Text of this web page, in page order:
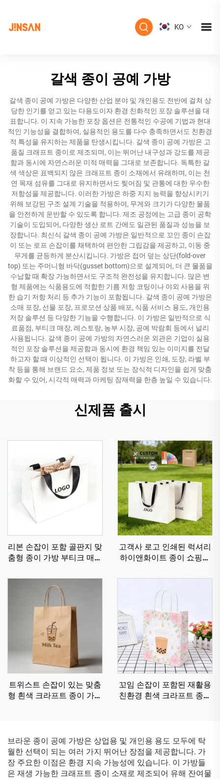
KO
갈색 종이 공예 가방
갈색 종이 공예 가방은 다양한 산업 분야 및 개인용도 전반에 걸쳐 상
당한 인기를 얻고 있는 다용도이자 환경 친화적인 포장 솔루션을 대
표합니다. 이 지속 가능한 포장 옵션은 전통적인 수공예 기법과 현대
적인 기능성을 결합하여, 실용적인 용도를 다수 충족하면서도 친환경
적 특성을 유지하는 제품을 탄생시킵니다. 갈색 종이 공예 가방은 고
품질 크래프트 종이로 제조되며, 이는 뛰어난 내구성과 강도를 제공
함과 동시에 자연스러운 미적 매력을 그대로 보존합니다. 독특한 갈
색 색상은 표백되지 않은 크래프트 종이 소재에서 유래하며, 이는 천
연 목재 섬유를 그대로 유지하면서도 찢어짐 및 관통에 대한 우수한
저항성을 제공합니다. 이러한 가방은 하중 지지 능력을 향상시키기
위해 보강된 구조 설계 기술을 적용하여, 무게와 크기가 다양한 물품
을 안전하게 운반할 수 있도록 합니다. 제조 공정에는 고급 종이 공학
기술이 도입되어, 다양한 생산 로트 간에도 일관된 품질과 성능을 보
장합니다. 최신식 갈색 종이 공예 가방은 일반적으로 꼬인 종이 손잡
이 또는 로프 손잡이를 채택하여 편안한 그립감을 제공하고, 이동 중
무게를 균등하게 분산시킵니다. 가방은 접어 덮는 상단(fold-over
top) 또는 주머니형 바닥(gusset bottom)으로 설계되어, 더 큰 물품을
수납할 때 확장 가능하면서도 구조적 완전성을 유지합니다. 많은 변
형 제품에는 식품용도에 적합한 기름 저항 코팅이나 야외 사용을 위
한 습기 저항 처리 등 추가 기능이 포함됩니다. 갈색 종이 공예 가방은
소매 포장, 선물 포장, 프로모션 상품 배포, 식품 서비스 용도, 개인용
저장 솔루션 등 다양한 기능을 수행합니다. 이 가방은 일반적으로 식
료품점, 부티크 매장, 레스토랑, 농부 시장, 공예 박람회 등에서 널리
사용됩니다. 갈색 종이 공예 가방의 자연스러운 외관은 기업이 실용
적인 포장 솔루션을 제공함과 동시에 환경 책임 있는 이미지를 전달
하고자 할 때 이상적인 선택이 됩니다. 이 가방은 인쇄, 도장, 라벨 부
착 등을 통해 브랜드 요소, 제품 정보 또는 장식적 디자인을 쉽게 맞춤
화할 수 있어, 시각적 매력과 마케팅 잠재력을 한층 높일 수 있습니다.
신제품 출시
리본 손잡이 포함 골판지 맞
춤형 종이 가방 부티크 매장
백 고품질
고객사 로고 인쇄된 럭셔리
하이앤화이트 종이 쇼핑백
트위스트 손잡이 있는 맞춤
형 흰색 크라프트 종이 가방
꼬임 손잡이 포함된 재활용
친환경 흰색 크라프트 종이
브라운 종이 공예 가방은 상업용 및 개인용 용도 모두에 탁
월한 선택이 되는 여러 가지 뛰어난 장점을 제공합니다. 가
장 주요한 이점은 환경 지속 가능성에 있습니다. 이 가방들
은 재생 가능한 크래프트 종이 소재로 제조되어 유해 잔여물